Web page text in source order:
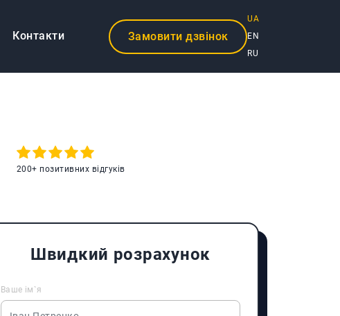
Контакти Замовити дзвінок
UA
EN
RU
200+ позитивних відгуків
Швидкий розрахунок
Ваше ім`я